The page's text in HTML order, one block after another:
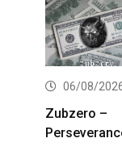
06/08/
Zubzero –